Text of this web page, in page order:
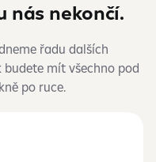
nás nekončí.
řadu dalších
mít všechno pod
po ruce.